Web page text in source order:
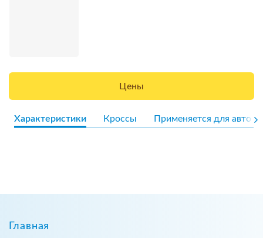
Цены
Характеристики Кроссы Применяется для авто
Главная